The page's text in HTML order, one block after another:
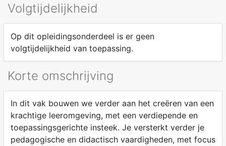
Volgtijdelijkheid
Op dit opleidingsonderdeel is er geen
volgtijdelijkheid van toepassing.
Korte omschrijving
In dit vak bouwen we verder aan het creëren van een
krachtige leeromgeving, met een verdiepende en
toepassingsgerichte insteek. Je versterkt verder je
pedagogische en didactisch vaardigheden, met focus